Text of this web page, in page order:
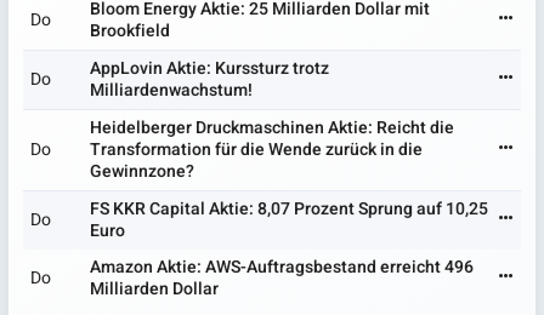
Do
Bloom Energy Aktie: 25 Milliarden Dollar mit
Brookfield
Do
AppLovin Aktie: Kurssturz trotz
Milliardenwachstum!
Do
Heidelberger Druckmaschinen Aktie: Reicht die
Transformation für die Wende zurück in die
Gewinnzone?
Do
FS KKR Capital Aktie: 8,07 Prozent Sprung auf 10,25
Euro
Do
Amazon Aktie: AWS-Auftragsbestand erreicht 496
Milliarden Dollar